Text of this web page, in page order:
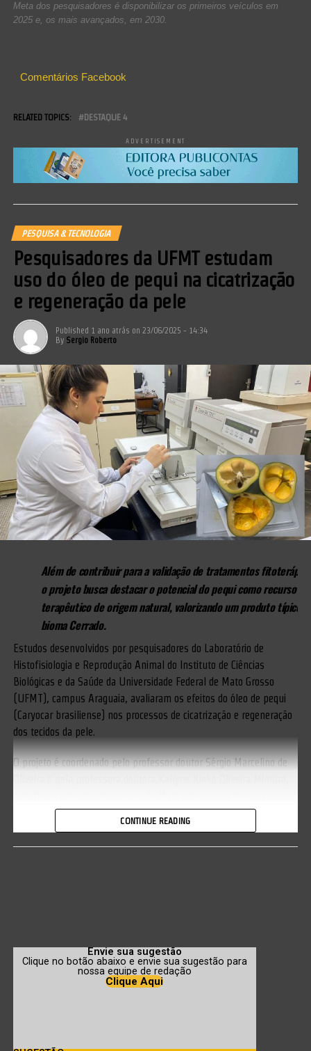
Meta dos pesquisadores é disponibilizar os primeiros veículos em
2025 e, os mais avançados, em 2030.
Comentários Facebook
RELATED TOPICS: DESTAQUE 4
ADVERTISEMENT
PESQUISA & TECNOLOGIA
Pesquisadores da UFMT estudam
uso do óleo de pequi na cicatrização
e regeneração da pele
Published 1 ano atrás on 23/06/2025 - 14:34
By Sergio Roberto
Além de contribuir para a validação de tratamentos
o projeto busca destacar o potencial do pequi como recurso
terapêutico de origem natural, valorizando um produto típico
bioma Cerrado.
Estudos desenvolvidos por pesquisadores do Laboratório de
Histofisiologia e Reprodução Animal do Instituto de Ciências
Biológicas e da Saúde da Universidade Federal de Mato Grosso
(UFMT), campus Araguaia, avaliaram os efeitos do óleo de pequi
(Caryocar brasiliense) nos processos de cicatrização e regeneração
dos tecidos da pele.
O projeto é coordenado pelo professor doutor Sérgio Marcelino de
Fundação de Amparo à Pesquisa do Estado de Mato Grosso
(Fapemat).
CONTINUE READING
Envie sua sugestão
Clique no botão abaixo e envie sua sugestão para
nossa equipe de redação
Clique Aqui